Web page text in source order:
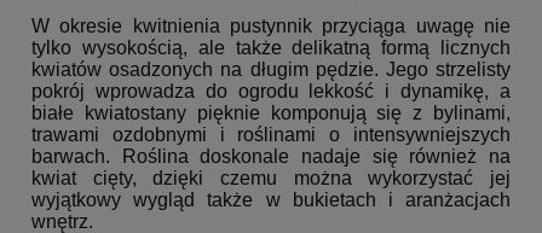
W okresie kwitnienia pustynnik przyciąga uwagę nie
tylko wysokością, ale także delikatną formą licznych
kwiatów osadzonych na długim pędzie. Jego strzelisty
pokrój wprowadza do ogrodu lekkość i dynamikę, a
białe kwiatostany pięknie komponują się z bylinami,
trawami ozdobnymi i roślinami o intensywniejszych
barwach. Roślina doskonale nadaje się również na
kwiat cięty, dzięki czemu można wykorzystać jej
wyjątkowy wygląd także w bukietach i aranżacjach
wnętrz.